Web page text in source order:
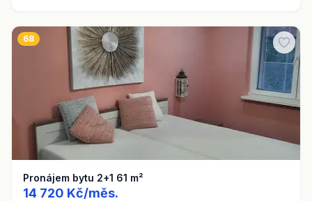
68
Pronájem bytu 2+1 61 m²
14 720 Kč/měs.